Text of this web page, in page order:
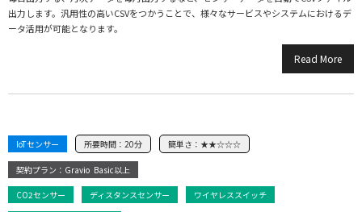
出力します。汎用性の高いCSVをつかうことで、様々なサービスやシステムにおけるデ
ータ活用が可能となります。
Read More
IoTセンサー 所要時間： 20分 簡単さ： ★★☆☆☆
契約プラン：Gravio Basic以上
CO2センサー ディスタンスセンサー ワイヤレススイッチ